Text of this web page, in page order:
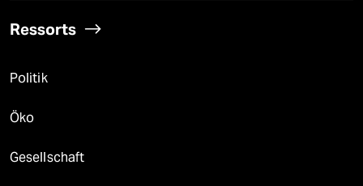
Ressorts
Politik
Öko
Gesellschaft